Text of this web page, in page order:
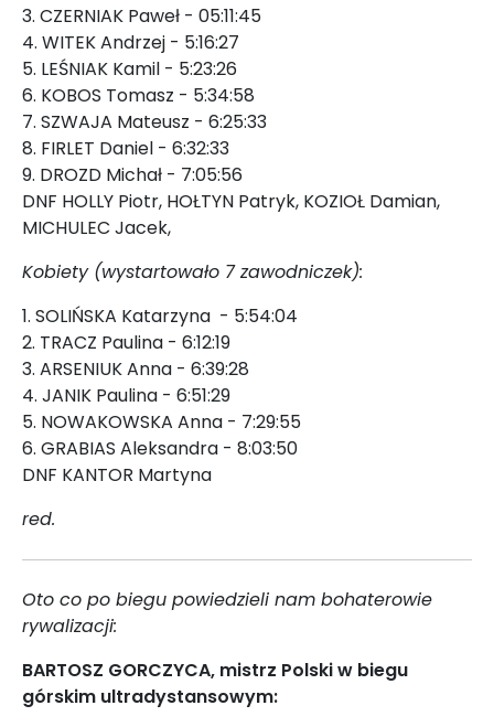
3. CZERNIAK Paweł - 05:11:45
4. WITEK Andrzej - 5:16:27
5. LEŚNIAK Kamil - 5:23:26
6. KOBOS Tomasz - 5:34:58
7. SZWAJA Mateusz - 6:25:33
8. FIRLET Daniel - 6:32:33
9. DROZD Michał - 7:05:56
DNF HOLLY Piotr, HOŁTYN Patryk, KOZIOŁ Damian,
MICHULEC Jacek,
Kobiety (wystartowało 7 zawodniczek):
1. SOLIŃSKA Katarzyna - 5:54:04
2. TRACZ Paulina - 6:12:19
3. ARSENIUK Anna - 6:39:28
4. JANIK Paulina - 6:51:29
5. NOWAKOWSKA Anna - 7:29:55
6. GRABIAS Aleksandra - 8:03:50
DNF KANTOR Martyna
red.
Oto co po biegu powiedzieli nam bohaterowie
rywalizacji:
BARTOSZ GORCZYCA, mistrz Polski w biegu
górskim ultradystansowym: